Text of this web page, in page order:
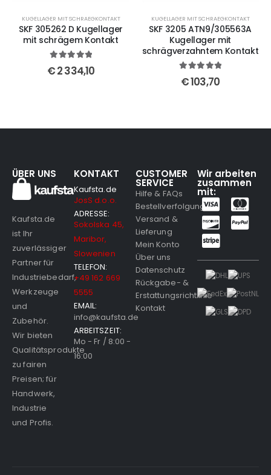
KUGELLAGER MIT SCHRAEGKONTAKT
SKF 305262 D Kugellager
mit schrägem Kontakt
out of 5
€2 334,10
KUGELLAGER MIT SCHRAEGKONTAKT
SKF 3205 ATN9/305563A
Kugellager mit
schrägverzahntem Kontakt
out of 5
€103,70
ÜBER UNS
Kaufsta.de
ist Ihr
zuverlässiger
Partner für
Industriebedarf,
Werkzeuge
und
Zubehör.
Wir bieten
Qualitätsprodukte
zu fairen
Preisen; für
Handwerk,
Industrie
und Profis.
KONTAKT
Kaufsta.de
JosS d.o.o.
ADRESSE:
Sokolska 45,
Maribor,
Slowenien
TELEFON:
+49 162 669
5555
EMAIL:
info@kaufsta.de
ARBEITSZEIT:
Mo - Fr / 8:00 -
16:00
CUSTOMER
SERVICE
Hilfe & FAQs
Bestellverfolgung
Versand &
Lieferung
Mein Konto
Über uns
Datenschutz
Rückgabe- &
Erstattungsrichtlinie
Kontakt
Wir arbeiten
zusammen
mit: